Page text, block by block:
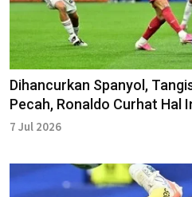
Dihancurkan Spanyol,
Pecah, Ronaldo Curhat Hal
7 Jul 2026